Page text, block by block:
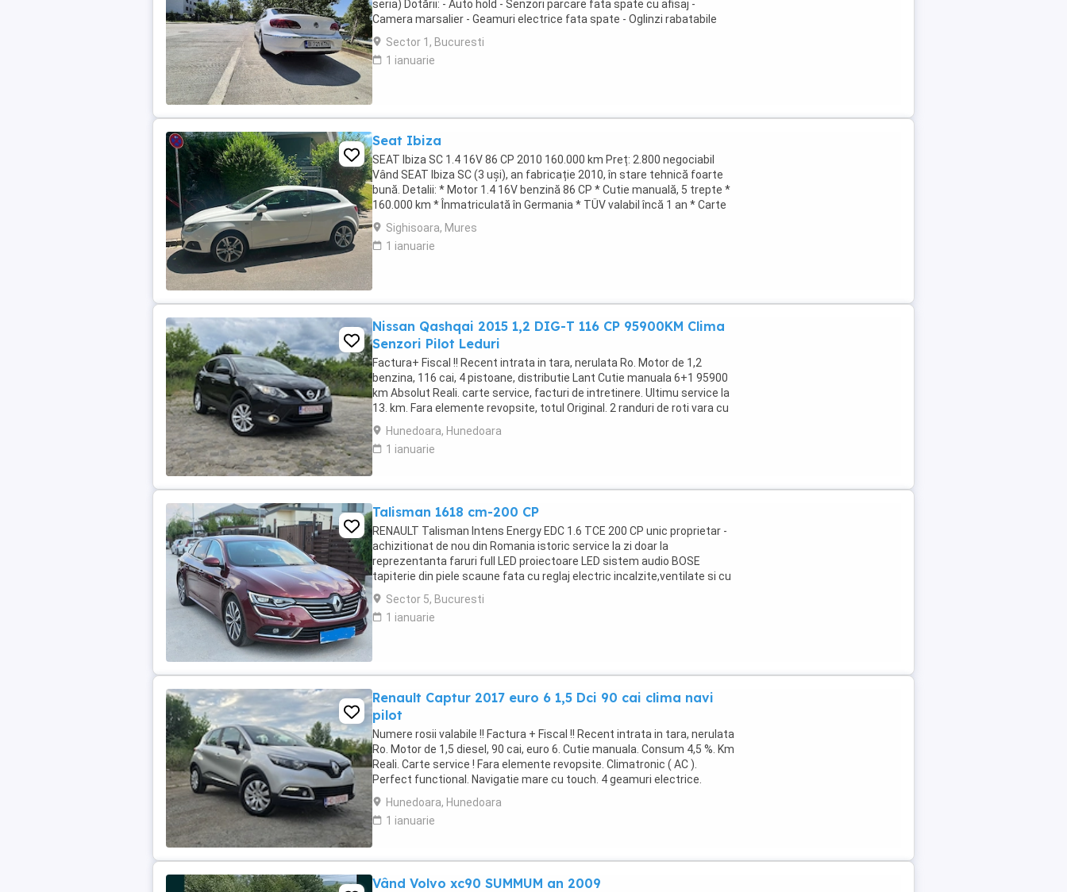
seria) Dotării: - Auto hold - Senzori parcare fata spate cu afisaj -
Camera marsalier - Geamuri electrice fata spate - Oglinzi rabatabile
electric si ...
Sector 1, Bucuresti
1 ianuarie
Seat Ibiza
SEAT Ibiza SC 1.4 16V 86 CP 2010 160.000 km Preț: 2.800 negociabil
Vând SEAT Ibiza SC (3 uși), an fabricație 2010, în stare tehnică foarte
bună. Detalii: * Motor 1.4 16V benzină 86 CP * Cutie manuală, 5 trepte *
160.000 km * Înmatriculată în Germania * TÜV valabil încă 1 an * Carte
de service * ...
Sighisoara, Mures
1 ianuarie
Nissan Qashqai 2015 1,2 DIG-T 116 CP 95900KM Clima
Senzori Pilot Leduri
Factura+ Fiscal !! Recent intrata in tara, nerulata Ro. Motor de 1,2
benzina, 116 cai, 4 pistoane, distributie Lant Cutie manuala 6+1 95900
km Absolut Reali. carte service, facturi de intretinere. Ultimu service la
13. km. Fara elemente revopsite, totul Original. 2 randuri de roti vara cu
jante Aliaj ...
Hunedoara, Hunedoara
1 ianuarie
Talisman 1618 cm-200 CP
RENAULT Talisman Intens Energy EDC 1.6 TCE 200 CP unic proprietar -
achizitionat de nou din Romania istoric service la zi doar la
reprezentanta faruri full LED proiectoare LED sistem audio BOSE
tapiterie din piele scaune fata cu reglaj electric incalzite,ventilate si cu
functie de masaj ...
Sector 5, Bucuresti
1 ianuarie
Renault Captur 2017 euro 6 1,5 Dci 90 cai clima navi
pilot
Numere rosii valabile !! Factura + Fiscal !! Recent intrata in tara, nerulata
Ro. Motor de 1,5 diesel, 90 cai, euro 6. Cutie manuala. Consum 4,5 %. Km
Reali. Carte service ! Fara elemente revopsite. Climatronic ( AC ).
Perfect functional. Navigatie mare cu touch. 4 geamuri electrice.
Oglinzi electrice. ...
Hunedoara, Hunedoara
1 ianuarie
Vând Volvo xc90 SUMMUM an 2009